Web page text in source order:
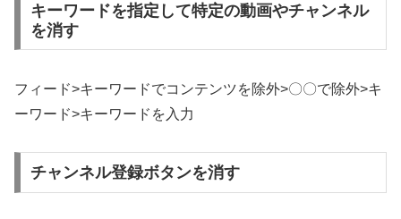
キーワードを指定して特定の動画やチャンネル
を消す
フィード>キーワードでコンテンツを除外>〇〇で除外>キ
ーワード>キーワードを入力
チャンネル登録ボタンを消す